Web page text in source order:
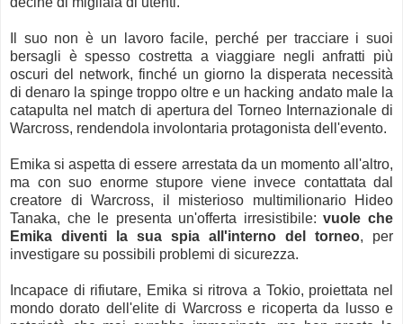
Il suo non è un lavoro facile, perché per tracciare i suoi
bersagli è spesso costretta a viaggiare negli anfratti più
oscuri del network, finché un giorno la disperata necessità
di denaro la spinge troppo oltre e un hacking andato male la
catapulta nel match di apertura del Torneo Internazionale di
Warcross, rendendola involontaria protagonista dell'evento.
Emika si aspetta di essere arrestata da un momento all'altro,
ma con suo enorme stupore viene invece contattata dal
creatore di Warcross, il misterioso multimilionario Hideo
Tanaka, che le presenta un'offerta irresistibile:vuole che
Emika diventi la sua spia all'interno del torneo, per
investigare su possibili problemi di sicurezza.
Incapace di rifiutare, Emika si ritrova a Tokio, proiettata nel
mondo dorato dell'elite di Warcross e ricoperta da lusso e